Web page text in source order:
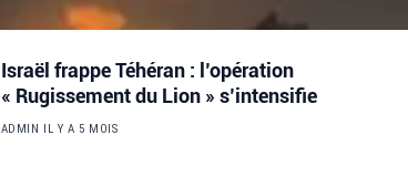
Israël frappe Téhéran : l’opération
« Rugissement du Lion » s’intensifie
ADMIN IL Y A 5 MOIS